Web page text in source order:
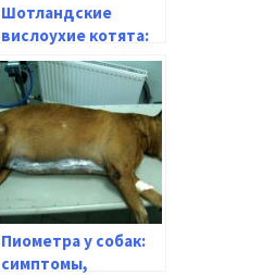
Шотландские
вислоухие котята:
особенности
породы,
содержание и уход |
Советы и
рекомендации
Пиометра у собак:
симптомы,